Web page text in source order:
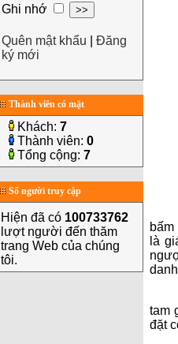
Ghi nhớ
Quên mật khẩu
Đăng
ký mới
Thành viên có mặt
Khách: 7
Thành viên: 0
Tổng cộng: 7
Số người truy cập
Hiện đã có 100733762
lượt người đến thăm
trang Web của chúng
tôi.
là
tam
đặt